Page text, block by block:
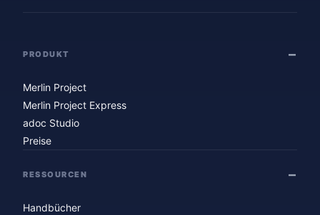
PRODUKT
Merlin Project
Merlin Project Express
adoc Studio
Preise
RESSOURCEN
Handbücher